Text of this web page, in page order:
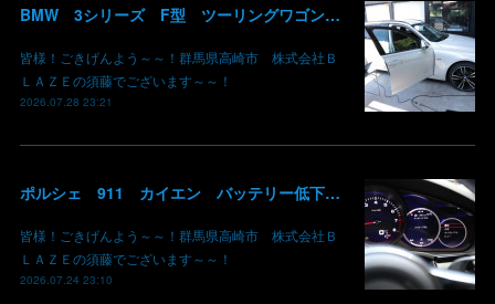
BMW 3シリーズ F型 ツーリングワゴン コーディング デイライト 有効化 群馬 高崎
皆様！ごきげんよう～～！群馬県高崎市 株式会社Ｂ
ＬＡＺＥの須藤でございます～～！
2026.07.28 23:21
ポルシェ 911 カイエン バッテリー低下 車両エレクトリカルシステムエラー リチウムイオンバッテリー復旧 バッテリー上がり 充電できない ポルシェ修理 現車無し修理 群馬県 高崎 株式会社BLAZE
皆様！ごきげんよう～～！群馬県高崎市 株式会社Ｂ
ＬＡＺＥの須藤でございます～～！
2026.07.24 23:10